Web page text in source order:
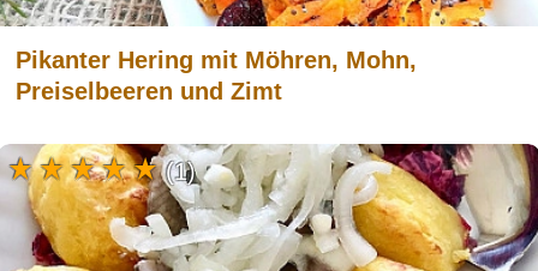
Pikanter Hering mit Möhren, Mohn,
Preiselbeeren und Zimt
(1)